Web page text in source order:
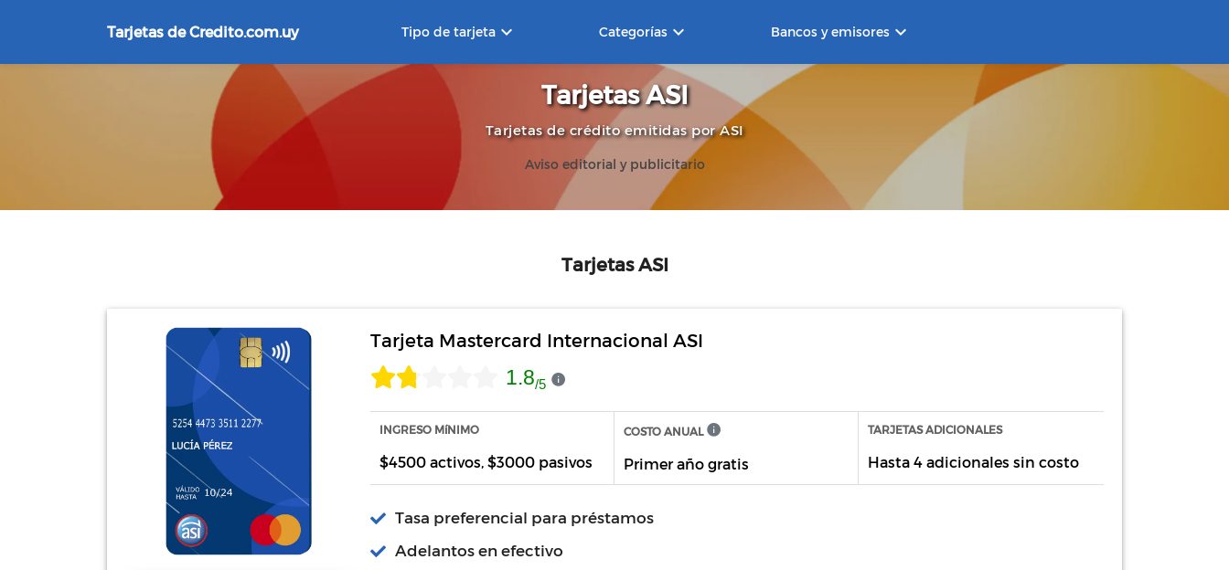
Tarjetas de Credito.com.uy Tipo de tarjeta keyboard_arrow_down Categorías keyboard_arrow_down Bancos y emisores keyboard_arrow_down
Tarjetas ASI
Tarjetas de crédito emitidas por ASI
Aviso editorial y publicitario
Tarjetas ASI
Tarjeta Mastercard Internacional ASI
1.8/5
INGRESO MíNIMO
$4500 activos, $3000 pasivos
COSTO ANUAL
Primer año gratis
TARJETAS ADICIONALES
Hasta 4 adicionales sin costo
Tasa preferencial para préstamos
Adelantos en efectivo